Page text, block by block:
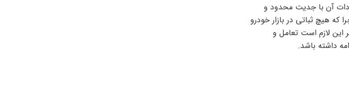
آن با جدیت محدود و
هیچ ثباتی در بازار خودرو
این لازم است تعامل و
داشته باشد.